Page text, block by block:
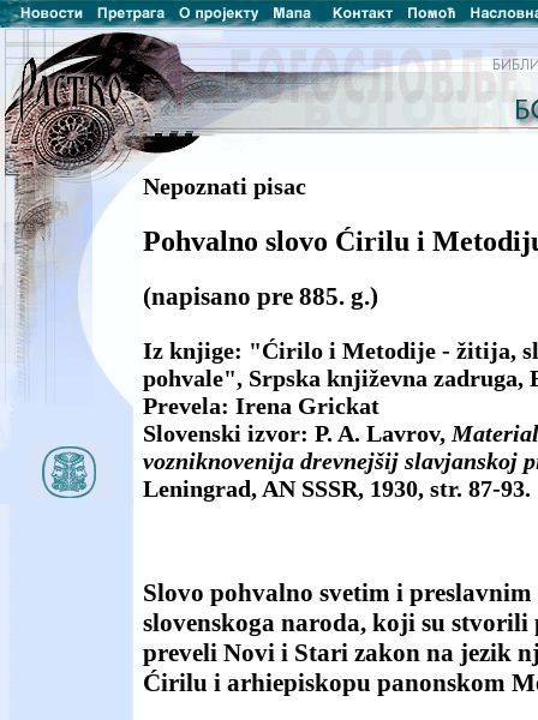
Nepoznati pisac
Pohvalno slovo Ćirilu i
(napisano pre 885. g.)
Iz knjige: "Ćirilo i Metodije - žitija,
pohvale", Srpska književna zadruga,
Prevela: Irena Grickat
Slovenski izvor: P. A. Lavrov,
vozniknovenija drevnejšij slavjanskoj
Leningrad, AN SSSR, 1930, str. 87-93.
Slovo pohvalno svetim i
slovenskoga naroda, koji su stvorili
preveli Novi i Stari zakon na jezik
Ćirilu i arhiepiskopu panonskom